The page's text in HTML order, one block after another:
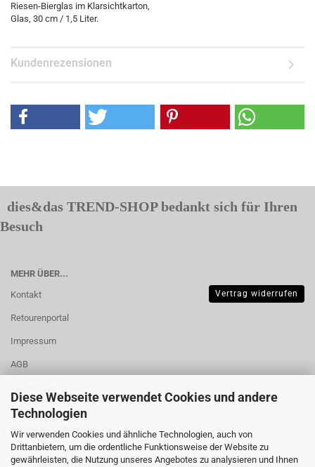
Diese Webseite verwendet Cookies und andere
Technologien
Wir verwenden Cookies und ähnliche Technologien, auch von
Drittanbietern, um die ordentliche Funktionsweise der Website zu
gewährleisten, die Nutzung unseres Angebotes zu analysieren und Ihnen
Riesen-Bierglas im Klarsichtkarton,
Glas, 30 cm / 1,5 Liter.
Kundenrezensionen
dies&das TREND-SHOP bedankt sich für Ihren
Besuch
MEHR ÜBER...
Kontakt
Retourenportal
Impressum
AGB
Muster-
Widerrufsformular
Versand- &
Vertrag widerrufen